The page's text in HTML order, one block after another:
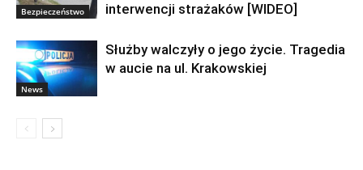
Bezpieczeństwo
interwencji strażaków [WIDEO]
News
Służby walczyły o jego życie. Tragedia
w aucie na ul. Krakowskiej